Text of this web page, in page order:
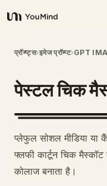
YouMind
अवलोकन
उपयोग के मामले
प्रॉम्प्ट
प्रॉम्प्ट्स›इमेज प्रॉम्प्ट›GPT
पेस्टल चिक
प्लेफुल सोशल मीडिया या
फ्लफी कार्टून चिक
कोलाज बनाता है।